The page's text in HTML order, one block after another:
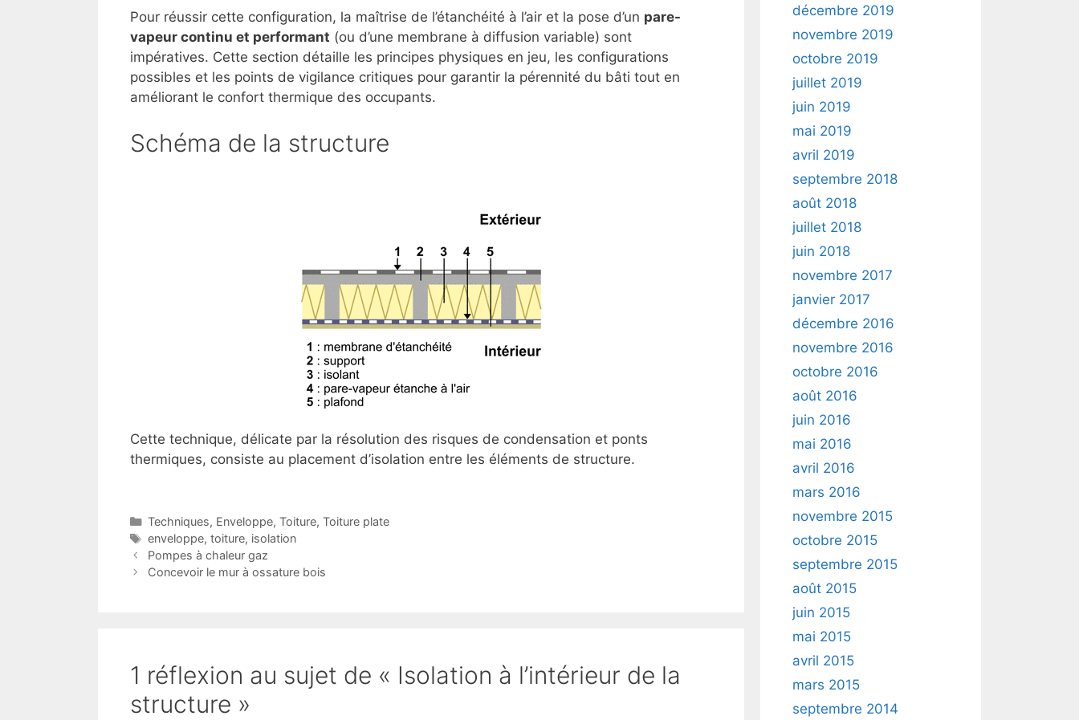
Pour réussir cette configuration, la maîtrise de l’étanchéité à l’air et la pose d’un pare-
vapeur continu et performant (ou d’une membrane à diffusion variable) sont
impératives. Cette section détaille les principes physiques en jeu, les configurations
possibles et les points de vigilance critiques pour garantir la pérennité du bâti tout en
améliorant le confort thermique des occupants.
Schéma de la structure
Cette technique, délicate par la résolution des risques de condensation et ponts
thermiques, consiste au placement d’isolation entre les éléments de structure.
Catégories
Techniques, Enveloppe, Toiture, Toiture plate
Étiquettes
enveloppe, toiture, isolation
Pompes à chaleur gaz
Concevoir le mur à ossature bois
1 réflexion au sujet de « Isolation à l’intérieur de la
structure »
décembre 2019
novembre 2019
octobre 2019
juillet 2019
juin 2019
mai 2019
avril 2019
septembre 2018
août 2018
juillet 2018
juin 2018
novembre 2017
janvier 2017
décembre 2016
novembre 2016
octobre 2016
août 2016
juin 2016
mai 2016
avril 2016
mars 2016
novembre 2015
octobre 2015
septembre 2015
août 2015
juin 2015
mai 2015
avril 2015
mars 2015
septembre 2014